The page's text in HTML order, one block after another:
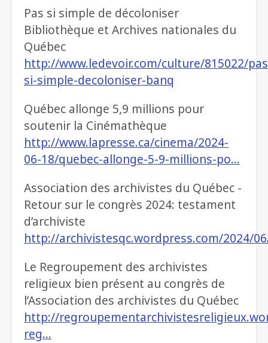
Pas si simple de décoloniser
Bibliothèque et Archives nationales du
Québec
http://www.ledevoir.com/culture/815022/
si-simple-decoloniser-banq
Québec allonge 5,9 millions pour
soutenir la Cinémathèque
http://www.lapresse.ca/cinema/2024-
06-18/quebec-allonge-5-9-millions-po…
Association des archivistes du Québec -
Retour sur le congrès 2024: testament
d’archiviste
http://archivistesqc.wordpress.com/2024/
Le Regroupement des archivistes
religieux bien présent au congrès de
l’Association des archivistes du Québec
http://
reg…